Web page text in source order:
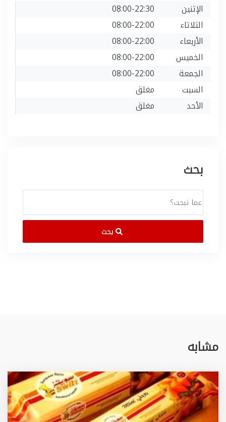
الإثنين
08:00-22:30
الثلاثاء
08:00-22:00
الأربعاء
08:00-22:00
الخميس
08:00-22:00
الجمعة
08:00-22:00
السبت
مغلق
الأحد
مغلق
بحث
بحث
مشابه